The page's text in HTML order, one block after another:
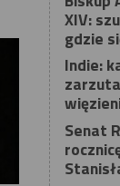
XIV:
gdzie
Indie:
Senat